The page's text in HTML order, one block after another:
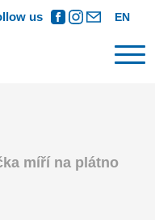
us EN
míří na plátno